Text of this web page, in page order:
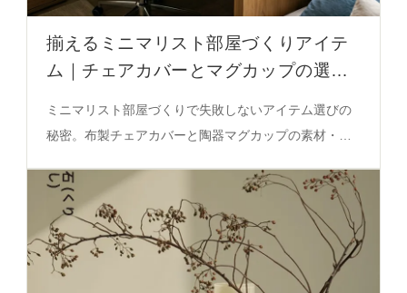
揃えるミニマリスト部屋づくりアイテ
ム｜チェアカバーとマグカップの選び
ミニマリスト部屋づくりで失敗しないアイテム選びの
秘密。布製チェアカバーと陶器マグカップの素材・デ
ンスを徹底解説。必見の選定ガイド。